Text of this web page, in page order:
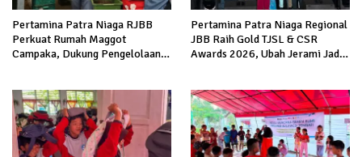
Pertamina Patra Niaga RJBB
Perkuat Rumah Maggot
Campaka, Dukung Pengelolaan
Pertamina Patra Niaga Regional
JBB Raih Gold TJSL & CSR
Awards 2026, Ubah Jerami Jadi